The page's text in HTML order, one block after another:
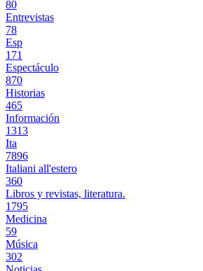
80
Entrevistas
78
Esp
171
Espectáculo
870
Historias
465
Información
1313
Ita
7896
Italiani all'estero
360
Libros y revistas, literatura.
1795
Medicina
59
Música
302